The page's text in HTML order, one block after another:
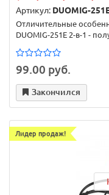
Артикул: DUOMIG-
Отличительные
DUOMIG-251E 2-в-1 -
99.00 руб.
Закончился
Лидер продаж!